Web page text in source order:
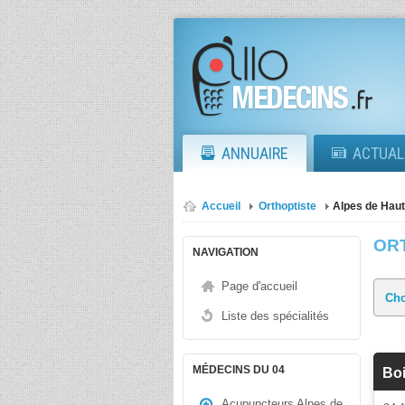
ANNUAIRE
Accueil Orthoptiste Alpes de
NAVIGATION
Page d'accueil
Liste des spécialités
MÉDECINS DU 04